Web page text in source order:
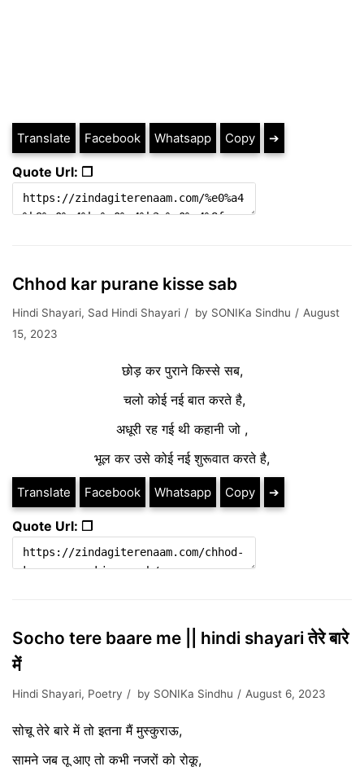
Translate Facebook Whatsapp Copy ➔
Quote Url: ❐
Chhod kar purane kisse sab
Hindi Shayari, Sad Hindi Shayari by SONIKa Sindhu
August
15, 2023
छोड़ कर पुराने किस्से सब,
चलो कोई नई बात करते है,
अधूरी रह गई थी कहानी जो ,
भूल कर उसे कोई नई शुरूवात करते है,
Translate Facebook Whatsapp Copy ➔
Quote Url: ❐
Socho tere baare me || hindi shayari तेरे बारे
में
Hindi Shayari, Poetry by SONIKa Sindhu August 6, 2023
सोचू तेरे बारे में तो इतना मैं मुस्कुराऊ,
सामने जब तू आए तो कभी नजरों को रोकू,